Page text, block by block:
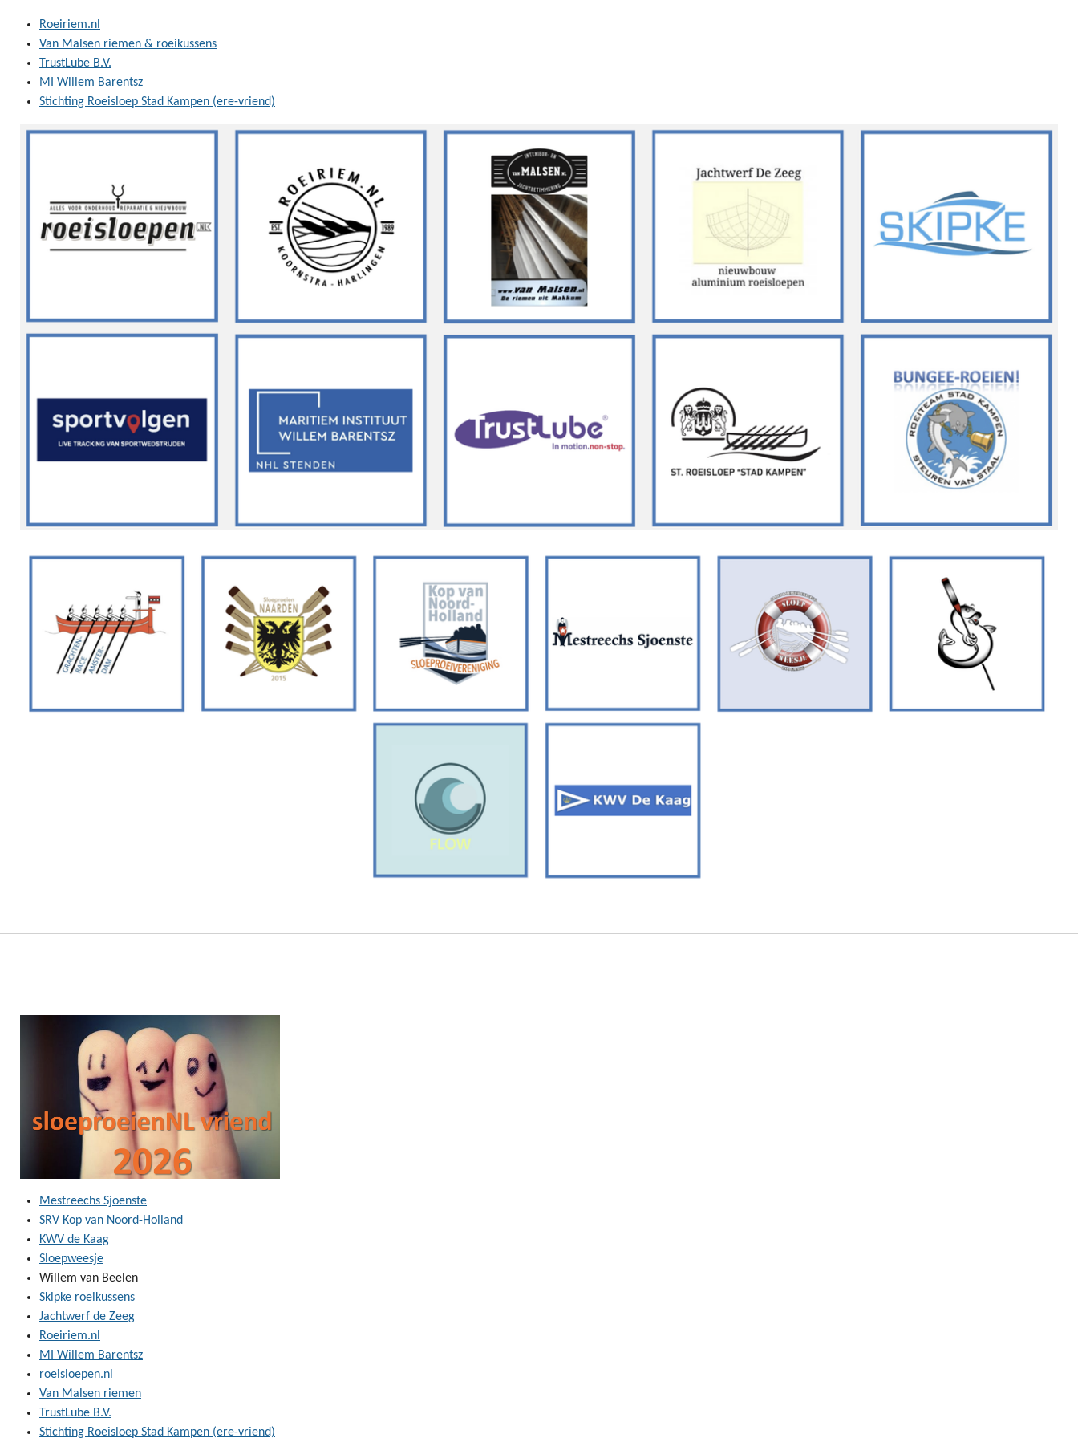
Roeiriem.nl
Van Malsen riemen & roeikussens
TrustLube B.V.
MI Willem Barentsz
Stichting Roeisloep Stad Kampen (ere-vriend)
Mestreechs Sjoenste
SRV Kop van Noord-Holland
KWV de Kaag
Sloepweesje
Willem van Beelen
Skipke roeikussens
Jachtwerf de Zeeg
Roeiriem.nl
MI Willem Barentsz
roeisloepen.nl
Van Malsen riemen
TrustLube B.V.
Stichting Roeisloep Stad Kampen (ere-vriend)